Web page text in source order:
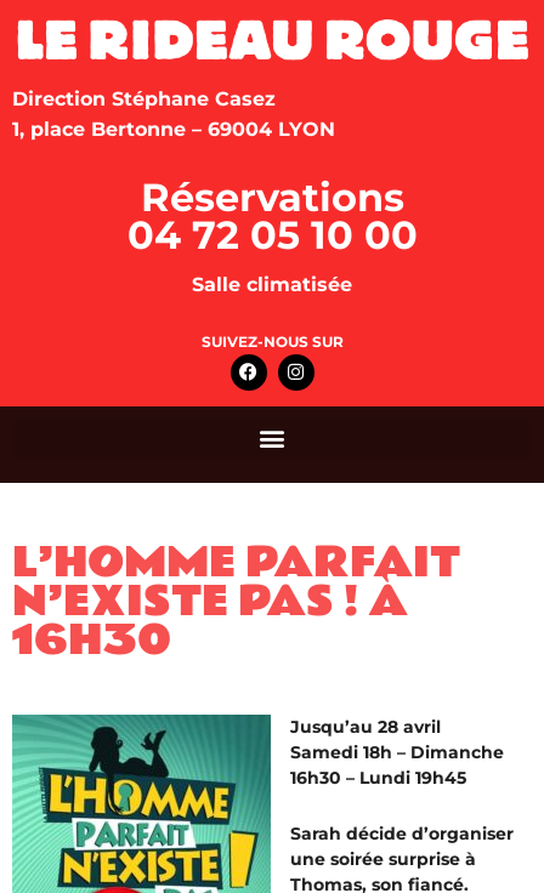
Direction Stéphane Casez
1, place Bertonne – 69004 LYON
Réservations
04 72 05 10 00
Salle climatisée
SUIVEZ-NOUS SUR
L’HOMME PARFAIT
N’EXISTE PAS ! À
16H30
Jusqu’au 28 avril
Samedi 18h – Dimanche
16h30 – Lundi 19h45
Sarah décide d’organiser
une soirée surprise à
Thomas, son fiancé.